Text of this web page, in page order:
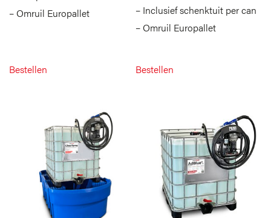
– Omruil Europallet
Bestellen
– Inclusief schenktuit per can
– Omruil Europallet
Bestellen